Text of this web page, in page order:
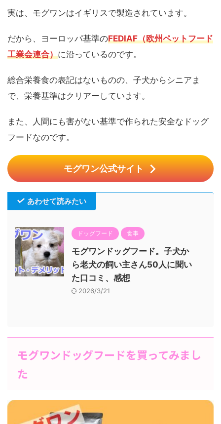
実は、モグワンはイギリスで製造されています。
だから、ヨーロッパ基準のFEDIAF（欧州ペットフード
工業会連合）に沿っているのです。
総合栄養食の表記はないものの、子犬からシニアま
で、栄養基準はクリアーしています。
また、人間にも害がない基準で作られた安全なドッグ
フードなのです。
モグワン公式サイト
あわせて読みたい
ドッグフード 食事
モグワンドッグフード。子犬か
ら老犬の飼い主さん50人に聞い
た口コミ、感想
2026/3/21
モグワンドッグフードを買ってみまし
た